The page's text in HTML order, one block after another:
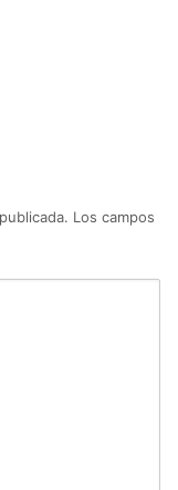
Los campos